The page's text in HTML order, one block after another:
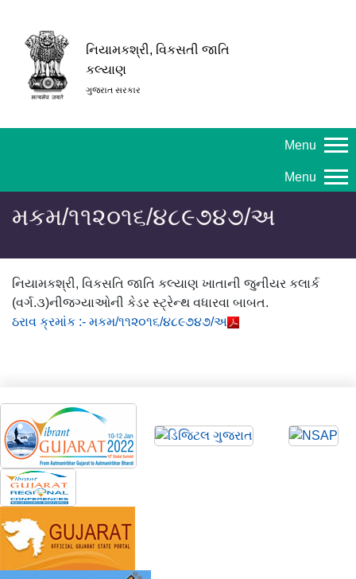
નિયામકશ્રી, વિકસતી જાતિ
કલ્યાણ
ગુજરાત સરકાર
Menu
Menu
મકમ/૧૧૨૦૧૬/૪૮૯૭૪૭/અ
નિયામકશ્રી, વિકસતિ જાતિ કલ્યાણ ખાતાની જુનીયર કલાર્ક
(વર્ગ.૩)નીજગ્યાઓની કેડર સ્ટ્રેન્થ વધારવા બાબત.
ઠરાવ ક્રમાંક :- મકમ/૧૧૨૦૧૬/૪૮૯૭૪૭/અ